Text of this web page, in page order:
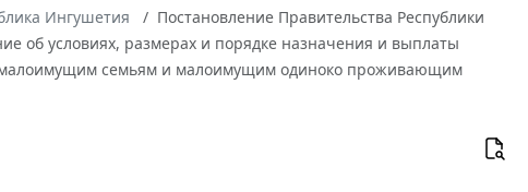
Ингушетия
Постановление Правительства Республики
об условиях, размерах и порядке назначения и выплаты
малоимущим семьям и малоимущим одиноко проживающим